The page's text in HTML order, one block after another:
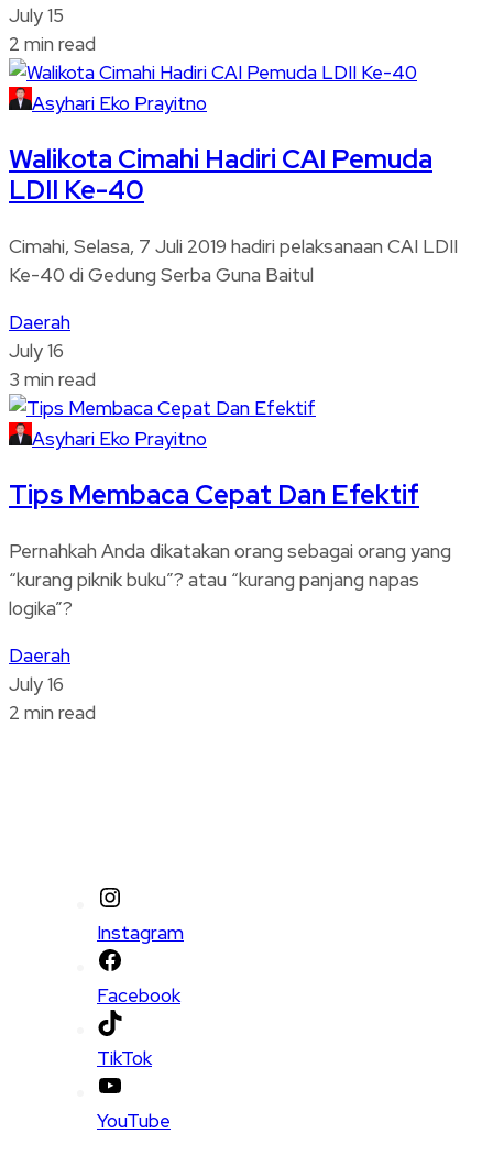
July 15
2 min read
Asyhari Eko Prayitno
Walikota Cimahi Hadiri CAI Pemuda
LDII Ke-40
Cimahi, Selasa, 7 Juli 2019 hadiri pelaksanaan CAI LDII
Ke-40 di Gedung Serba Guna Baitul
Daerah
July 16
3 min read
Asyhari Eko Prayitno
Tips Membaca Cepat Dan Efektif
Pernahkah Anda dikatakan orang sebagai orang yang
“kurang piknik buku”? atau “kurang panjang napas
logika”?
Daerah
July 16
2 min read
Instagram
Facebook
TikTok
YouTube